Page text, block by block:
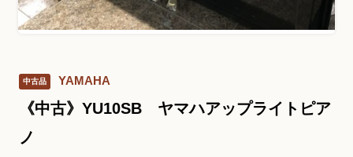
受付時間 10:00～19:00 (水曜定休)
中古品 YAMAHA
《中古》YU10SB ヤマハアップライトピア
ノ